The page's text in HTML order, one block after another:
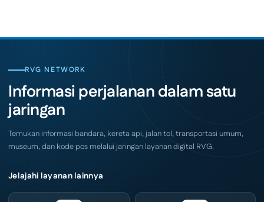
Hadir
City
Surabaya
Pekan
Ini
Pelaku
CIVD
e-
Commerce
di
IPA
2026
RVG NETWORK
Informasi perjalanan dalam satu
jaringan
Temukan informasi bandara, kereta api, jalan tol, transportasi umum,
museum, dan kode pos melalui jaringan layanan digital RVG.
Jelajahi layanan lainnya